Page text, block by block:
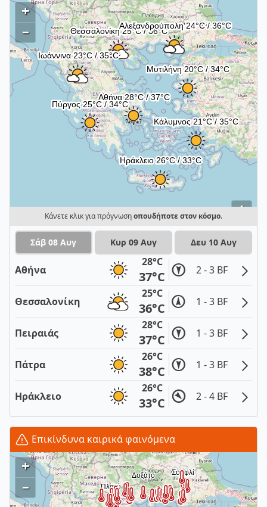
i
+
–
Κάνετε κλικ για πρόγνωσηοπουδήποτε στον κόσμο.
Σάβ 08 Αυγ Κυρ 09 Αυγ Δευ 10 Αυγ
Αθήνα
28°C
37°C 2 - 3 BF
Θεσσαλονίκη
25°C
36°C 1 - 3 BF
Πειραιάς
28°C
37°C 1 - 3 BF
Πάτρα
26°C
38°C 1 - 3 BF
Ηράκλειο
26°C
33°C 2 - 4 BF
Επικίνδυνα καιρικά φαινόμενα
+
–